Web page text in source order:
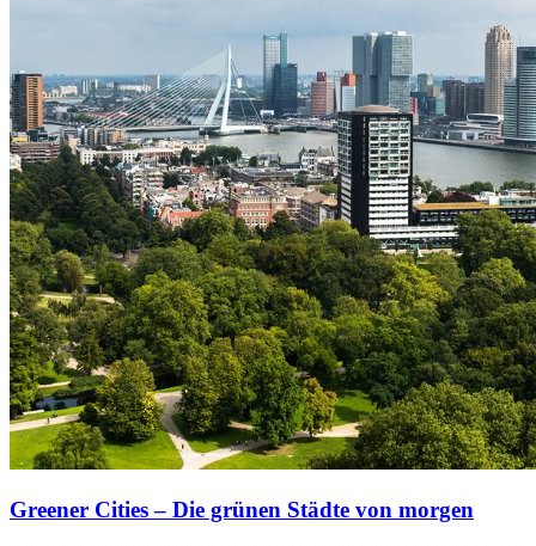
Greener Cities – Die grünen Städte von morgen